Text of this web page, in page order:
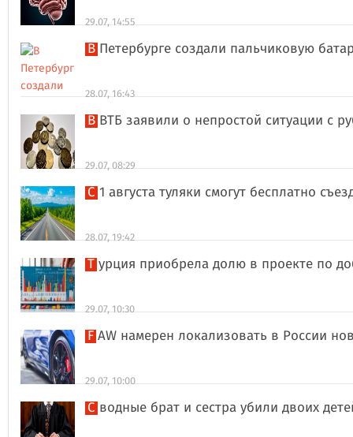
29.07, 14:55
В Петербурге создали пальчиковую
28.07, 16:43
В ВТБ заявили о непростой ситуации с
29.07, 08:29
С 1 августа туляки смогут бесплатно
28.07, 19:42
Турция приобрела долю в проекте по
29.07, 10:30
FAW намерен локализовать в России
29.07, 10:00
Сводные брат и сестра убили двоих